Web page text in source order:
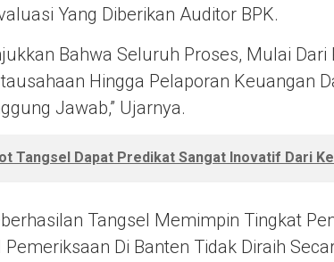
Yang Diberikan Auditor BPK.
Bahwa Seluruh Proses, Mulai Dari
Hingga Pelaporan Keuangan
Jawab,” Ujarnya.
Tangsel Dapat Predikat Sangat Inovatif Dari
Tangsel Memimpin Tingkat
Di Banten Tidak Diraih